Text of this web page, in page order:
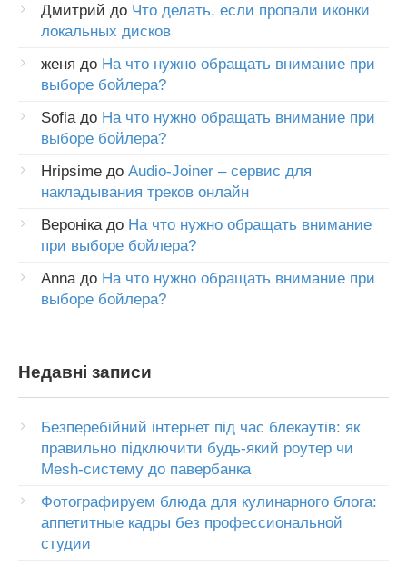
Дмитрий до Что делать, если пропали иконки
локальных дисков
женя до На что нужно обращать внимание при
выборе бойлера?
Sofiaдо На что нужно обращать внимание при
выборе бойлера?
Hripsime до Audio-Joiner – сервис для
накладывания треков онлайн
Веронікадо На что нужно обращать внимание
при выборе бойлера?
Annaдо На что нужно обращать внимание при
выборе бойлера?
Недавні записи
Безперебійний інтернет під час блекаутів: як
правильно підключити будь-який роутер чи
Mesh-систему до павербанка
Фотографируем блюда для кулинарного блога:
аппетитные кадры без профессиональной
студии